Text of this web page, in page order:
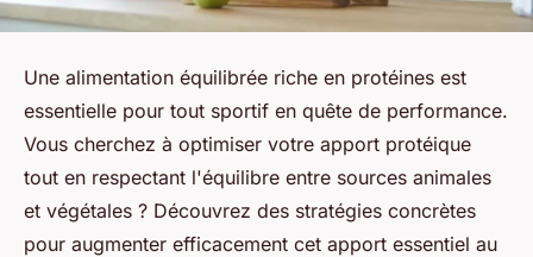
Une alimentation équilibrée riche en protéines est
essentielle pour tout sportif en quête de performance.
Vous cherchez à optimiser votre apport protéique
tout en respectant l'équilibre entre sources animales
et végétales ? Découvrez des stratégies concrètes
pour augmenter efficacement cet apport essentiel au